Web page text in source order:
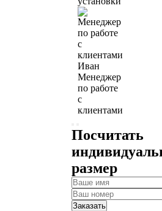
Иван
Менеджер
по работе
с
клиентами
Посчитать
размер
Заказать